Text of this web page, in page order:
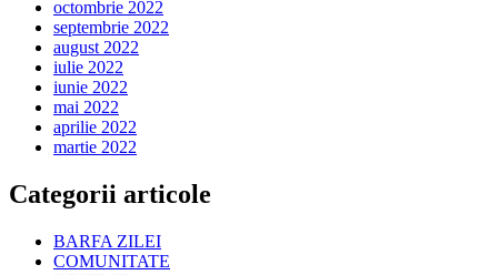
octombrie 2022
septembrie 2022
august 2022
iulie 2022
iunie 2022
mai 2022
aprilie 2022
martie 2022
Categorii articole
BARFA ZILEI
COMUNITATE